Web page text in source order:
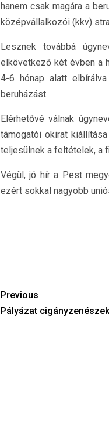
hanem csak magára a
középvállalkozói (kkv)
Lesznek továbbá
elkövetkező két évben a
4-6 hónap alatt
beruházást.
Elérhetővé válnak
támogatói okirat
teljesülnek a feltételek, a
Végül, jó hír a Pest
ezért sokkal nagyobb
Previous
Pályázat